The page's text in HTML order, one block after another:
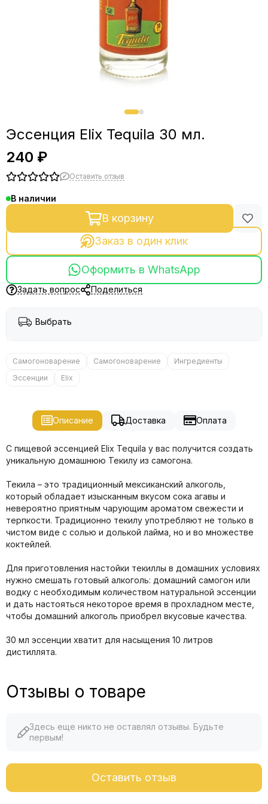
Эссенция Elix Tequila 30 мл.
240 ₽
Оставить отзыв
В наличии
В корзину
Заказ в один клик
Оформить в WhatsApp
Задать вопрос Поделиться
Выбрать
Самогоноварение Самогоноварение
Ингредиенты
Эссенции
Elix
Описание Доставка Оплата
С пищевой эссенцией Elix Tequila у вас получится создать
уникальную домашнюю Текилу из самогона.
Текила – это традиционный мексиканский алкоголь,
который обладает изысканным вкусом сока агавы и
невероятно приятным чарующим ароматом свежести и
терпкости. Традиционно текилу употребляют не только в
чистом виде с солью и долькой лайма, но и во множестве
коктейлей.
Для приготовления настойки текиллы в домашних условиях
нужно смешать готовый алкоголь: домашний самогон или
водку с необходимым количеством натуральной эссенции
и дать настояться некоторое время в прохладном месте,
чтобы домашний алкоголь приобрел вкусовые качества.
30 мл эссенции хватит для насыщения 10 литров
дистиллята.
Отзывы о товаре
Здесь еще никто не оставлял отзывы. Будьте
первым!
Оставить отзыв